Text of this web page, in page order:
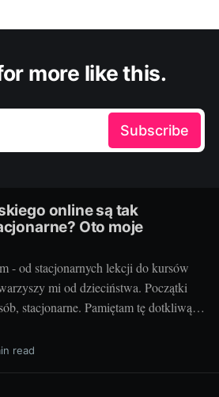
more like this.
Subscribe
online są tak
Oto moje
- od stacjonarnych lekcji do kursów
mi od dzieciństwa. Początki
stacjonarne. Pamiętam tę dotkliwą
pendolowania do szkoły i
niż w momencie wyjścia.
read